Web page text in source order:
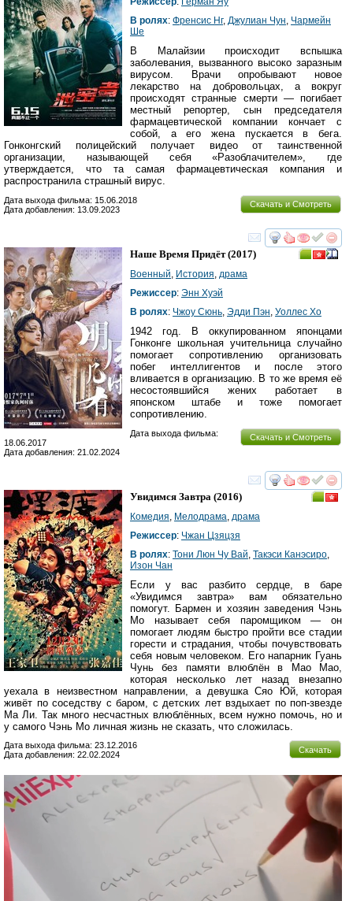
В ролях: Френсис Нг, Джулиан Чун, Чармейн
Ше
В Малайзии происходит вспышка
заболевания, вызванного высоко заразным
вирусом. Врачи опробывают новое
лекарство на добровольцах, а вокруг
происходят странные смерти — погибает
местный репортер, сын председателя
фармацевтической компании кончает с
собой, а его жена пускается в бега.
Гонконгский полицейский получает видео от таинственной
организации, называющей себя «Разоблачителем», где
утверждается, что та самая фармацевтическая компания и
распространила страшный вирус.
Скачать и Смотреть
Дата выхода фильма: 15.06.2018
Дата добавления: 13.09.2023
смотреть
Наше Время Придёт(2017)
Военный История драма
Режиссер: Энн Хуэй
В ролях: Чжоу Сюнь Эдди Пэн Уоллес Хо
1942 год. В оккупированном японцами
Гонконге школьная учительница случайно
помогает сопротивлению организовать
побег интеллигентов и после этого
вливается в организацию. В то же время её
несостоявшийся жених работает в
японском штабе и тоже помогает
сопротивлению.
Скачать и Смотреть
Дата выхода фильма:
18.06.2017
Дата добавления: 21.02.2024
смотреть
Увидимся Завтра (2016)
Комедия Мелодрама драма
Режиссер: Чжан Цзяцзя
В ролях: Тони Люн Чу Вай Такэси Канэсиро
Изон Чан
Если у вас разбито сердце, в баре
«Увидимся завтра» вам обязательно
помогут. Бармен и хозяин заведения Чэнь
Мо называет себя паромщиком — он
помогает людям быстро пройти все стадии
горести и страдания, чтобы почувствовать
себя новым человеком. Его напарник Гуань
Чунь без памяти влюблён в Мао Мао,
которая несколько лет назад внезапно
уехала в неизвестном направлении, а девушка Сяо Юй, которая
живёт по соседству с баром, с детских лет вздыхает по поп-звезде
Ма Ли. Так много несчастных влюблённых, всем нужно помочь, но и
у самого Чэнь Мо личная жизнь не сказать, что сложилась.
Скачать
Дата выхода фильма: 23.12.2016
Дата добавления: 22.02.2024